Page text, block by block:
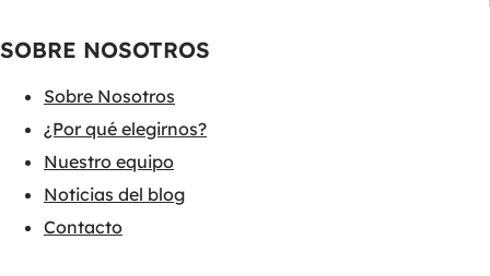
SOBRE NOSOTROS
Sobre Nosotros
¿Por qué elegirnos?
Nuestro equipo
Noticias del blog
Contacto